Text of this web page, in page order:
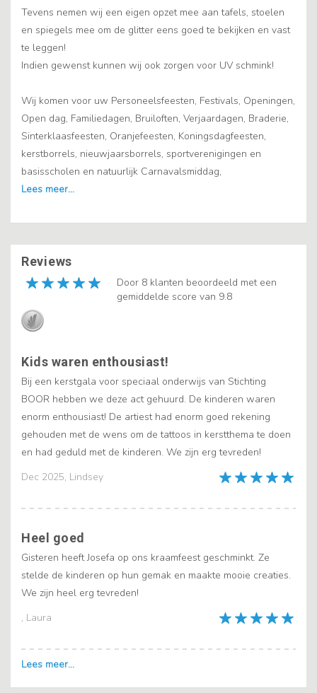
Tevens nemen wij een eigen opzet mee aan tafels, stoelen
en spiegels mee om de glitter eens goed te bekijken en vast
te leggen!
Indien gewenst kunnen wij ook zorgen voor UV schmink!
Wij komen voor uw Personeelsfeesten, Festivals, Openingen,
Open dag, Familiedagen, Bruiloften, Verjaardagen, Braderie,
Sinterklaasfeesten, Oranjefeesten, Koningsdagfeesten,
kerstborrels, nieuwjaarsborrels, sportverenigingen en
basisscholen en natuurlijk Carnavalsmiddag,
Reviews
Door 8 klanten beoordeeld met een
gemiddelde score van 9.8
Dec 2025, Lindsey
Kids waren enthousiast!
Bij een kerstgala voor speciaal onderwijs van Stichting
BOOR hebben we deze act gehuurd. De kinderen waren
enorm enthousiast! De artiest had enorm goed rekening
gehouden met de wens om de tattoos in kerstthema te doen
en had geduld met de kinderen. We zijn erg tevreden!
, Laura
Heel goed
Gisteren heeft Josefa op ons kraamfeest geschminkt. Ze
stelde de kinderen op hun gemak en maakte mooie creaties.
We zijn heel erg tevreden!